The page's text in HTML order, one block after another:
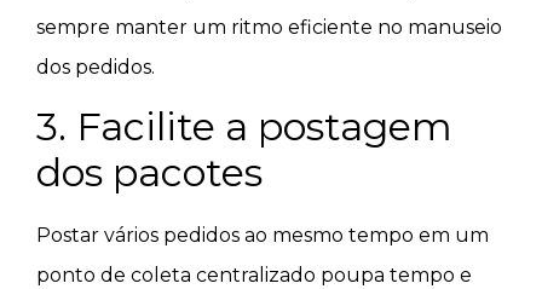
sempre manter um ritmo eficiente no manuseio
dos pedidos.
3. Facilite a postagem
dos pacotes
Postar vários pedidos ao mesmo tempo em um
ponto de coleta centralizado poupa tempo e